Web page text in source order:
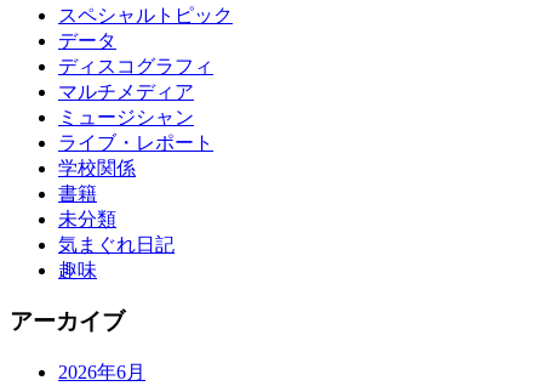
スペシャルトピック
データ
ディスコグラフィ
マルチメディア
ミュージシャン
ライブ・レポート
学校関係
書籍
未分類
気まぐれ日記
趣味
アーカイブ
2026年6月